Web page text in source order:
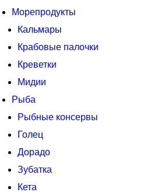
Морепродукты
Кальмары
Крабовые палочки
Креветки
Мидии
Рыба
Рыбные консервы
Голец
Дорадо
Зубатка
Кета